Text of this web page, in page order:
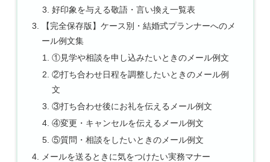
好印象を与える敬語・言い換え一覧表
【完全保存版】ケース別・結婚式プランナーへのメ
ール例文集
①見学や相談を申し込みたいときのメール例文
②打ち合わせ日程を調整したいときのメール例
文
③打ち合わせ後にお礼を伝えるメール例文
④変更・キャンセルを伝えるメール例文
⑤質問・相談をしたいときのメール例文
メールを送るときに気をつけたい実務マナー